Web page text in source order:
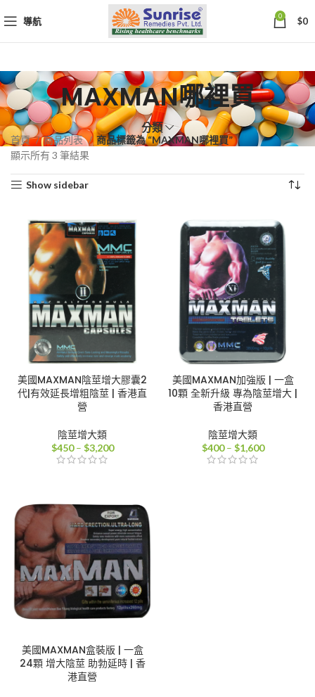
導航 0 $0
MAXMAN哪裡買
分類
首頁 商品列表
商品標籤為 “MAXMAN哪裡買”
顯示所有 3 筆結果
序
Show sidebar
美國MAXMAN陰莖增大膠囊2
代|有效延長增粗陰莖 | 香港直
營
陰莖增大類
$450 – $3,200價
到
$3,200
美國MAXMAN加強版 | 一盒
10顆 全新升級 專為陰莖增大 |
香港直營
陰莖增大類
$400 – $1,600價
美國MAXMAN盒裝版 | 一盒
24顆 增大陰莖 助勃延時 | 香
港直營